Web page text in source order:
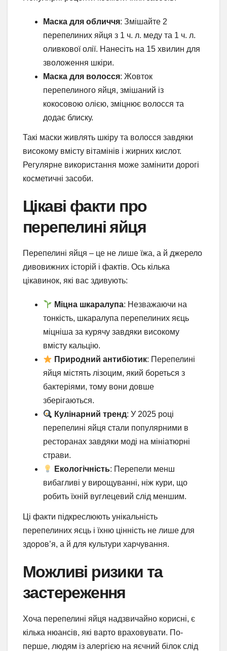
Маска для обличчя: Змішайте 2
перепелиних яйця з 1 ч. л. меду та 1 ч. л.
оливкової олії. Нанесіть на 15 хвилин для
зволоження шкіри.
Маска для волосся: Жовток
перепелиного яйця, змішаний із
кокосовою олією, зміцнює волосся та
додає блиску.
Такі маски живлять шкіру та волосся завдяки
високому вмісту вітамінів і жирних кислот.
Регулярне використання може замінити дорогі
косметичні засоби.
Цікаві факти про
перепелині яйця
Перепелині яйця – це не лише їжа, а й джерело
дивовижних історій і фактів. Ось кілька
цікавинок, які вас здивують:
Міцна шкаралупа: Незважаючи на
тонкість, шкаралупа перепелиних яєць
міцніша за курячу завдяки високому
вмісту кальцію.
Природний антибіотик: Перепелині
яйця містять лізоцим, який бореться з
бактеріями, тому вони довше
зберігаються.
Кулінарний тренд: У 2025 році
перепелині яйця стали популярними в
ресторанах завдяки моді на мініатюрні
страви.
Екологічність: Перепели менш
вибагливі у вирощуванні, ніж кури, що
робить їхній вуглецевий слід меншим.
Ці факти підкреслюють унікальність
перепелиних яєць і їхню цінність не лише для
здоров’я, а й для культури харчування.
Можливі ризики та
застереження
Хоча перепелині яйця надзвичайно корисні, є
кілька нюансів, які варто враховувати. По-
перше, людям із алергією на яєчний білок слід